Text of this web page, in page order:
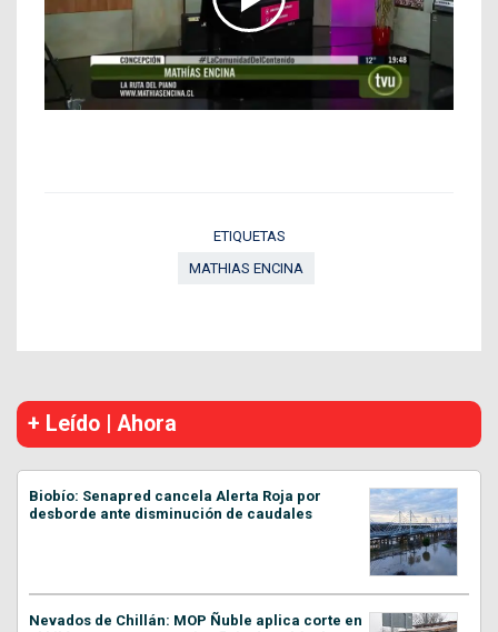
ETIQUETAS
MATHIAS ENCINA
+ Leído | Ahora
Biobío: Senapred cancela Alerta Roja por
desborde ante disminución de caudales
Nevados de Chillán: MOP Ñuble aplica corte en